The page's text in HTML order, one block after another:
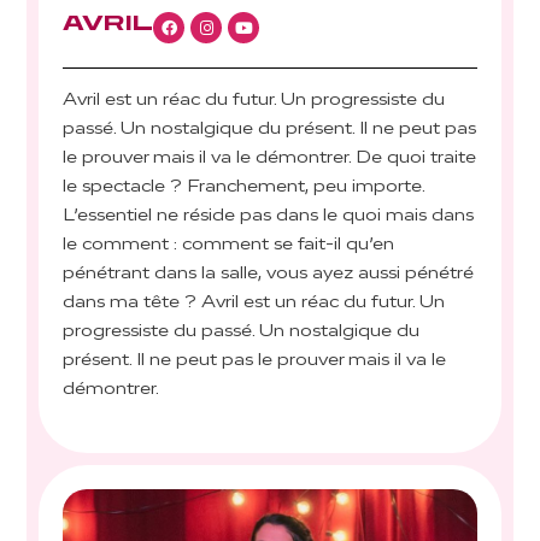
AVRIL
Avril est un réac du futur. Un progressiste du
passé. Un nostalgique du présent. Il ne peut pas
le prouver mais il va le démontrer. De quoi traite
le spectacle ? Franchement, peu importe.
L’essentiel ne réside pas dans le quoi mais dans
le comment : comment se fait-il qu’en
pénétrant dans la salle, vous ayez aussi pénétré
dans ma tête ? Avril est un réac du futur. Un
progressiste du passé. Un nostalgique du
présent. Il ne peut pas le prouver mais il va le
démontrer.